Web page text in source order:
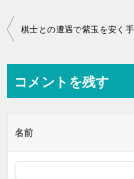
投
ビ
ー
シ
コメントを残す
名前